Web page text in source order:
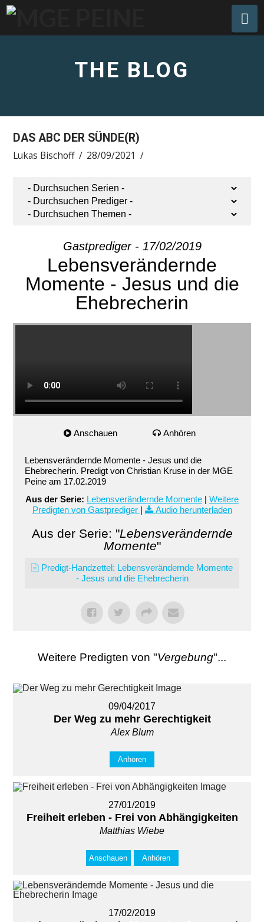
THE BLOG
DAS ABC DER SÜNDE(R)
Lukas Bischoff 28/09/2021
Gastprediger - 17/02/2019
Lebensverändernde
Momente - Jesus und die
Ehebrecherin
Anschauen Anhören
Lebensverändernde Momente - Jesus und die
Ehebrecherin. Predigt von Christian Kruse in der MGE
Peine am 17.02.2019
Aus der Serie: Lebensverändernde Momente | Weitere
Predigten von Gastprediger | Audio herunterladen
Aus der Serie: "Lebensverändernde
Momente"
Predigt-Handzettel: Lebensverändernde Momente
- Jesus und die Ehebrecherin
Weitere Predigten von "Vergebung"...
09/04/2017
Der Weg zu mehr Gerechtigkeit
Alex Blum
Anhören
27/01/2019
Freiheit erleben - Frei von Abhängigkeiten
Matthias Wiebe
Anschauen Anhören
17/02/2019